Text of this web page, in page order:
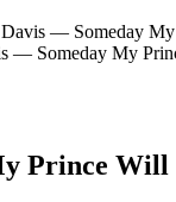
— Someday
— Someday My
Prince Will